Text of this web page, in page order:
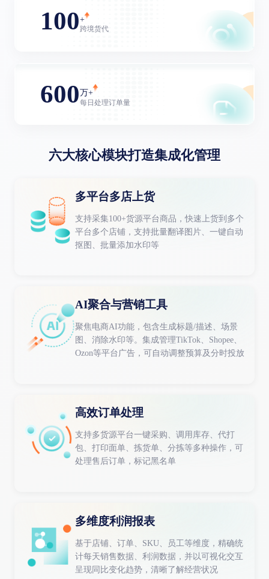
100+
跨境货代
600万+
每日处理订单量
六大核心模块打造集成化管理
多平台多店上货
支持采集100+货源平台商品，快速上货到多个
平台多个店铺，支持批量翻译图片、一键自动
抠图、批量添加水印等
AI聚合与营销工具
聚焦电商AI功能，包含生成标题/描述、场景
图、消除水印等。集成管理TikTok、Shopee、
Ozon等平台广告，可自动调整预算及分时投放
高效订单处理
支持多货源平台一键采购、调用库存、代打
包、打印面单、拣货单、分拣等多种操作，可
处理售后订单，标记黑名单
多维度利润报表
基于店铺、订单、SKU、员工等维度，精确统
计每天销售数据、利润数据，并以可视化交互
呈现同比变化趋势，清晰了解经营状况